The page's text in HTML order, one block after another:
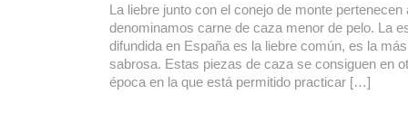
La liebre junto con el conejo de monte pertenecen
denominamos carne de caza menor de pelo. La
difundida en España es la liebre común, es la
sabrosa. Estas piezas de caza se consiguen en
época en la que está permitido practicar […]